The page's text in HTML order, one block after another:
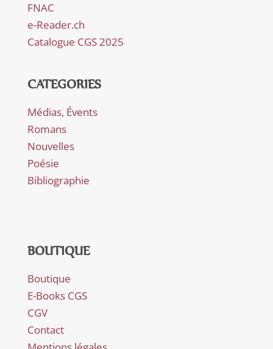
FNAC
e-Reader.ch
Catalogue CGS 2025
CATEGORIES
Médias, Évents
Romans
Nouvelles
Poésie
Bibliographie
BOUTIQUE
Boutique
E-Books CGS
CGV
Contact